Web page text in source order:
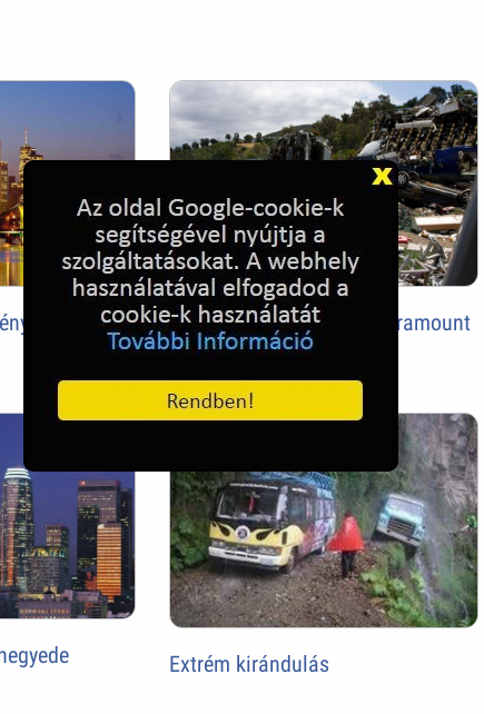
Katasztrófa helyszín a Paramount
filmstúdióban
Extrém kirándulás